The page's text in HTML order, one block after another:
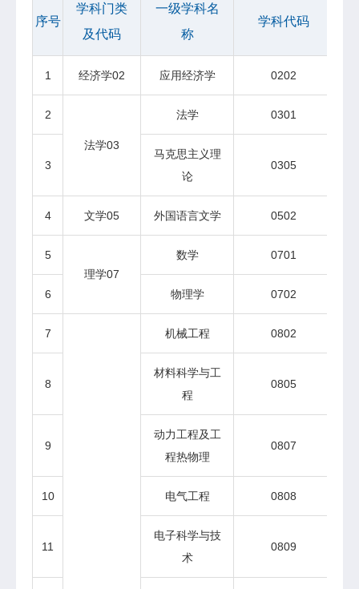
序号
学科门类
及代码
一级学科名
称
学科代码
1 经济学02 应用经济学 0202
2
法学03
法学 0301
3
马克思主义理
论
0305
4 文学05 外国语言文学 0502
5
理学07
数学 0701
6 物理学 0702
7 机械工程 0802
8
材料科学与工
程
0805
9
动力工程及工
程热物理
0807
10 电气工程 0808
11
电子科学与技
术
0809